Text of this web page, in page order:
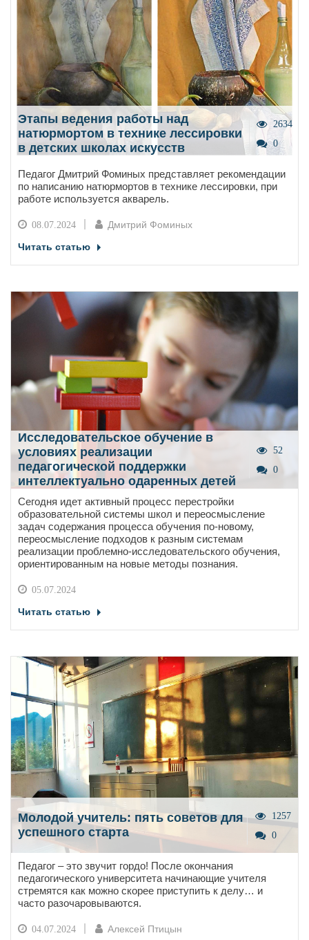
Этапы ведения работы над
натюрмортом в технике лессировки
в детских школах искусств
2634
0
Педагог Дмитрий Фоминых представляет рекомендации
по написанию натюрмортов в технике лессировки, при
работе используется акварель.
08.07.2024
Дмитрий Фоминых
Читать статью
Исследовательское обучение в
условиях реализации
педагогической поддержки
интеллектуально одаренных детей
52
0
Сегодня идет активный процесс перестройки
образовательной системы школ и переосмысление
задач содержания процесса обучения по-новому,
переосмысление подходов к разным системам
реализации проблемно-исследовательского обучения,
ориентированным на новые методы познания.
05.07.2024
Читать статью
Молодой учитель: пять советов для
успешного старта
1257
0
Педагог – это звучит гордо! После окончания
педагогического университета начинающие учителя
стремятся как можно скорее приступить к делу… и
часто разочаровываются.
04.07.2024 Алексей Птицын